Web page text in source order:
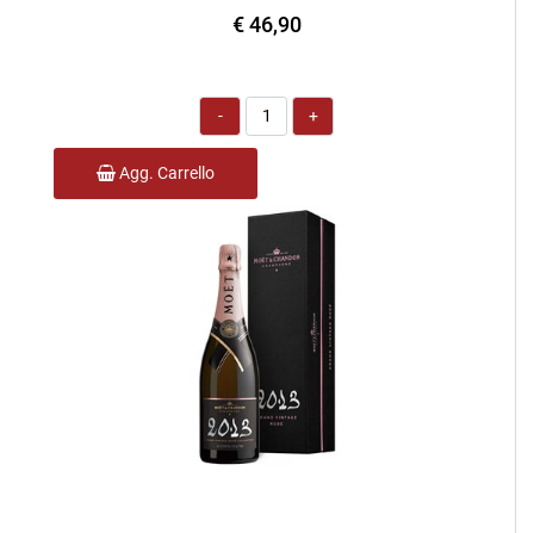
€ 46,90
Quantità
Agg. Carrello